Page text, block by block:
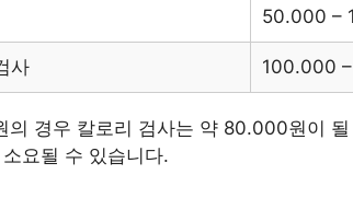
50.000 –
사 100.000
의 경우 칼로리 검사는 약 80.000원이
요될 수 있습니다.